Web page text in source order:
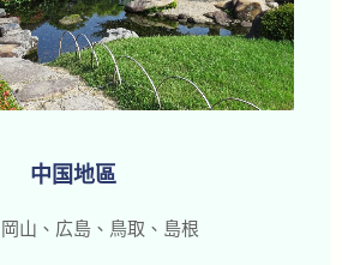
中国地區
山、広島、鳥取、島根